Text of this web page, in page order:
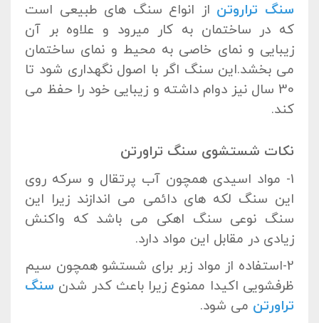
سنگ تراروتن از انواع سنگ های طبیعی است
که در ساختمان به کار میرود و علاوه بر آن
زیبایی و نمای خاصی به محیط و نمای ساختمان
می بخشد.این سنگ اگر با اصول نگهداری شود تا
30 سال نیز دوام داشته و زیبایی خود را حفظ می
کند.
نکات شستشوی سنگ تراورتن
1- مواد اسیدی همچون آب پرتقال و سرکه روی
این سنگ لکه های دائمی می اندازند زیرا این
سنگ نوعی سنگ اهکی می باشد که واکنش
زیادی در مقابل این مواد دارد.
2-استفاده از مواد زبر برای شستشو همچون سیم
ظرفشویی اکیدا ممنوع زیرا باعث کدر شدن سنگ
تراورتن می شود.